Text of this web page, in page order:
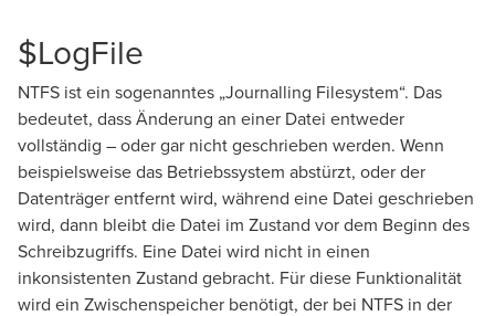
$LogFile
NTFS ist ein sogenanntes „Journalling Filesystem“. Das
bedeutet, dass Änderung an einer Datei entweder
vollständig – oder gar nicht geschrieben werden. Wenn
beispielsweise das Betriebssystem abstürzt, oder der
Datenträger entfernt wird, während eine Datei geschrieben
wird, dann bleibt die Datei im Zustand vor dem Beginn des
Schreibzugriffs. Eine Datei wird nicht in einen
inkonsistenten Zustand gebracht. Für diese Funktionalität
wird ein Zwischenspeicher benötigt, der bei NTFS in der